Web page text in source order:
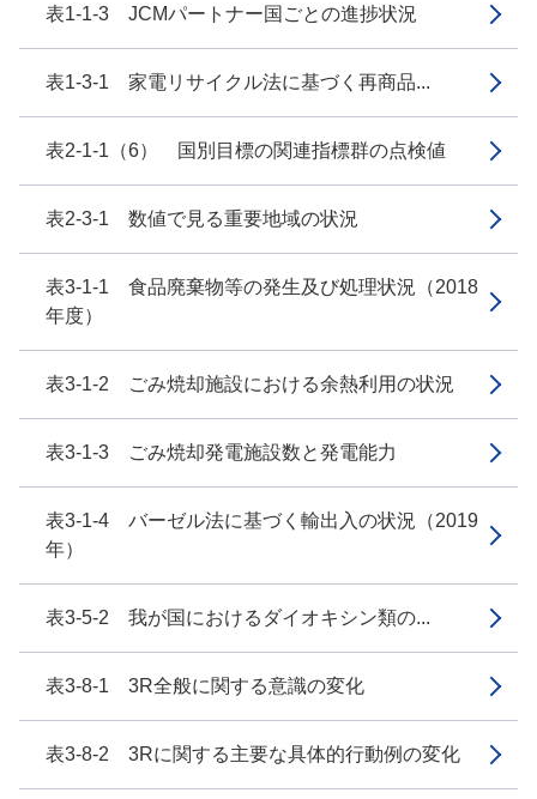
表1-1-3 JCMパートナー国ごとの進捗状況
表1-3-1 家電リサイクル法に基づく再商品...
表2-1-1（6） 国別目標の関連指標群の点検値
表2-3-1 数値で見る重要地域の状況
表3-1-1 食品廃棄物等の発生及び処理状況（2018
年度）
表3-1-2 ごみ焼却施設における余熱利用の状況
表3-1-3 ごみ焼却発電施設数と発電能力
表3-1-4 バーゼル法に基づく輸出入の状況（2019
年）
表3-5-2 我が国におけるダイオキシン類の...
表3-8-1 3R全般に関する意識の変化
表3-8-2 3Rに関する主要な具体的行動例の変化